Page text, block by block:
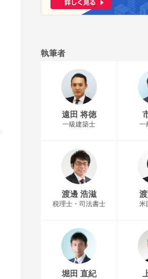
執筆者
遠田 将徳
一級建築士 一
渡邊 浩滋
税理士・司法書士 米
堀田 直紀